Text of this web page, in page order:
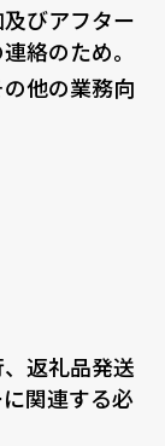
びアフター
絡のため。
他の業務向
返礼品発送
関連する必